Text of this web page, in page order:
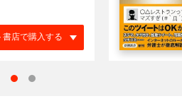
書店で購入する